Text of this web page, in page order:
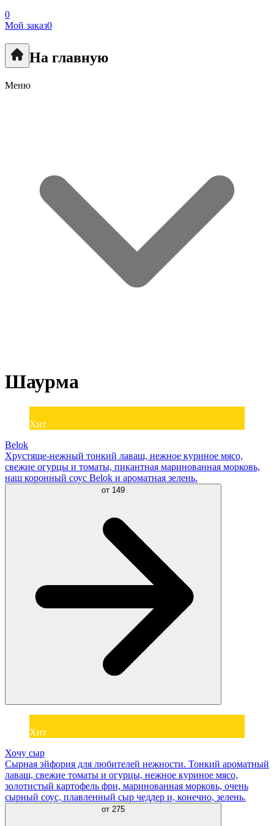
0
Мой заказ0
На главную
Меню
Шаурма
Хит
Belok
Хрустяще-нежный тонкий лаваш, нежное куриное мясо,
свежие огурцы и томаты, пикантная маринованная морковь,
наш коронный соус Belok и ароматная зелень.
от 149
Хит
Хочу сыр
Сырная эйфория для любителей нежности. Тонкий ароматный
лаваш, свежие томаты и огурцы, нежное куриное мясо,
золотистый картофель фри, маринованная морковь, очень
сырный соус, плавленный сыр чеддер и, конечно, зелень.
от 275